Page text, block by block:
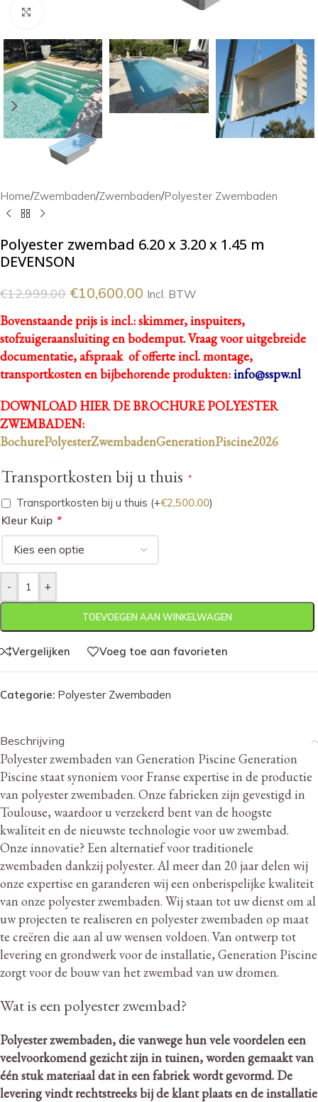
Home/Zwembaden/Zwembaden/Polyester Zwembaden
Polyester zwembad 6.20 x 3.20 x 1.45 m
DEVENSON
€12,999.00 €10,600.00 Incl. BTW
Bovenstaande prijs is incl.: skimmer, inspuiters,
stofzuigeraansluiting en bodemput.Vraag voor uitgebreide
documentatie, afspraak of offerte incl. montage,
transportkosten en bijbehorende produkten:info@sspw.nl
DOWNLOAD HIER DE BROCHURE POLYESTER
ZWEMBADEN:
BochurePolyesterZwembadenGenerationPiscine2026
Transportkosten bij u thuis *
Transportkosten bij u thuis (+€2,500.00)
Kleur Kuip *
- +
TOEVOEGEN AAN WINKELWAGEN
Vergelijken Voeg toe aan favorieten
Categorie: Polyester Zwembaden
Beschrijving
Polyester zwembaden van Generation Piscine Generation
Piscine staat synoniem voor Franse expertise in de productie
van polyester zwembaden. Onze fabrieken zijn gevestigd in
Toulouse, waardoor u verzekerd bent van de hoogste
kwaliteit en de nieuwste technologie voor uw zwembad.
Onze innovatie? Een alternatief voor traditionele
zwembaden dankzij polyester. Al meer dan 20 jaar delen wij
onze expertise en garanderen wij een onberispelijke kwaliteit
van onze polyester zwembaden. Wij staan ​​tot uw dienst om al
uw projecten te realiseren en polyester zwembaden op maat
te creëren die aan al uw wensen voldoen. Van ontwerp tot
levering en grondwerk voor de installatie, Generation Piscine
zorgt voor de bouw van het zwembad van uw dromen.
Wat is een polyester zwembad?
Polyester zwembaden, die vanwege hun vele voordelen een
veelvoorkomend gezicht zijn in tuinen, worden gemaakt van
één stuk materiaal dat in een fabriek wordt gevormd. De
levering vindt rechtstreeks bij de klant plaats en de installatie